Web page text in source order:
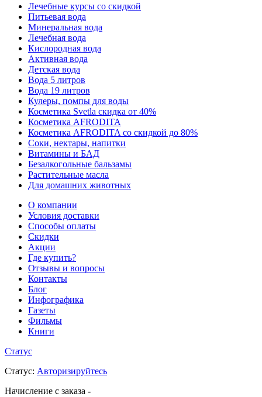
Лечебные курсы со скидкой
Питьевая вода
Минеральная вода
Лечебная вода
Кислородная вода
Активная вода
Детская вода
Вода 5 литров
Вода 19 литров
Кулеры, помпы для воды
Косметика Svetla скидка от 40%
Косметика AFRODITA
Косметика AFRODITA со скидкой до 80%
Соки, нектары, напитки
Витамины и БАД
Безалкогольные бальзамы
Растительные масла
Для домашних животных
О компании
Условия доставки
Способы оплаты
Скидки
Акции
Где купить?
Отзывы и вопросы
Контакты
Блог
Инфографика
Газеты
Фильмы
Книги
Статус
Статус: Авторизируйтесь
Начисление с заказа -